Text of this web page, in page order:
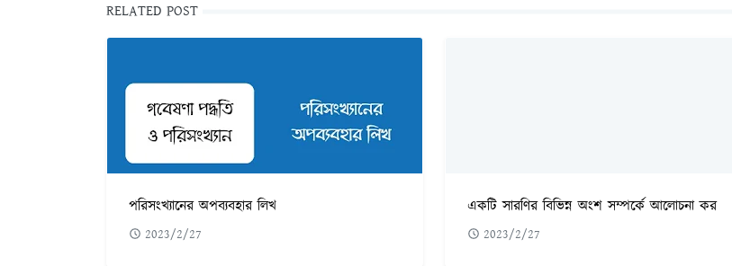
RELATED POST
পরিসংখ্যানের অপব্যবহার লিখ
2023/2/27
একটি সারণির বিভিন্ন অংশ সম্পর্কে আলোচনা কর
2023/2/27